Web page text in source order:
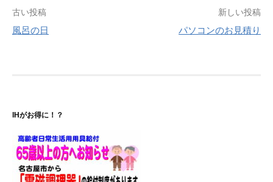
投
稿
シ
ョ
古い投稿
風呂の日
新しい投稿
パソコンのお見積り
IHがお得に！？